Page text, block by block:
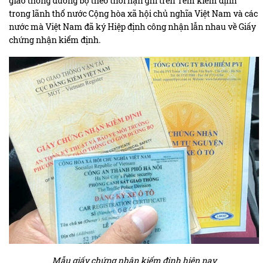
trong lãnh thổ nước Cộng hòa xã hội chủ nghĩa Việt Nam và các
nước mà Việt Nam đã ký Hiệp định công nhận lẫn nhau về Giấy
chứng nhận kiểm định.
Mẫu giấy chứng nhận kiểm định hiện nay